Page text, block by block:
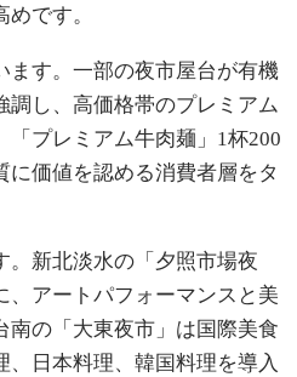
です。
ます。一部の夜市屋台が有機
調し、高価格帯のプレミアム
「プレミアム牛肉麺」1杯200
に価値を認める消費者層をタ
。新北淡水の「夕照市場夜
、アートパフォーマンスと美
南の「大東夜市」は国際美食
、日本料理、韓国料理を導入